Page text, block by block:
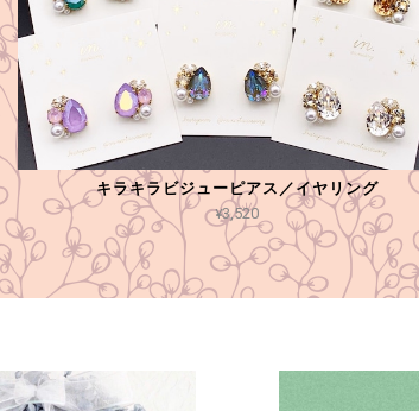
キラキラビジューピアス／イヤリング
¥3,520